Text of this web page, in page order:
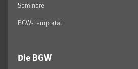
Seminare
BGW-Lernportal
Die BGW